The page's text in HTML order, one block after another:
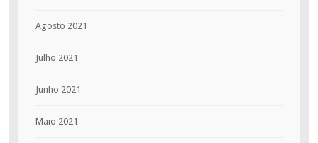
Agosto 2021
Julho 2021
Junho 2021
Maio 2021